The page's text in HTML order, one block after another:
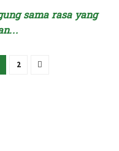
sama rasa yang
2